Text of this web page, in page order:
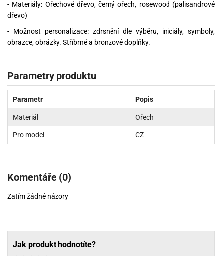
- Materiály: Ořechové dřevo, černý ořech, rosewood (palisandrové
dřevo)
- Možnost personalizace: zdrsnění dle výběru, iniciály, symboly,
obrazce, obrázky. Stříbrné a bronzové doplňky.
Parametry produktu
Parametr Popis
Materiál Ořech
Pro model CZ
Komentáře (0)
Zatím žádné názory
Jak produkt hodnotíte?